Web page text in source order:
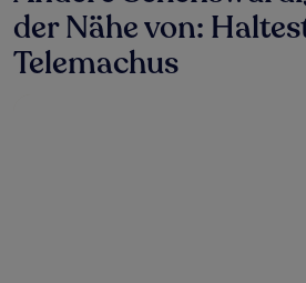
der Nähe von:
Telemachus